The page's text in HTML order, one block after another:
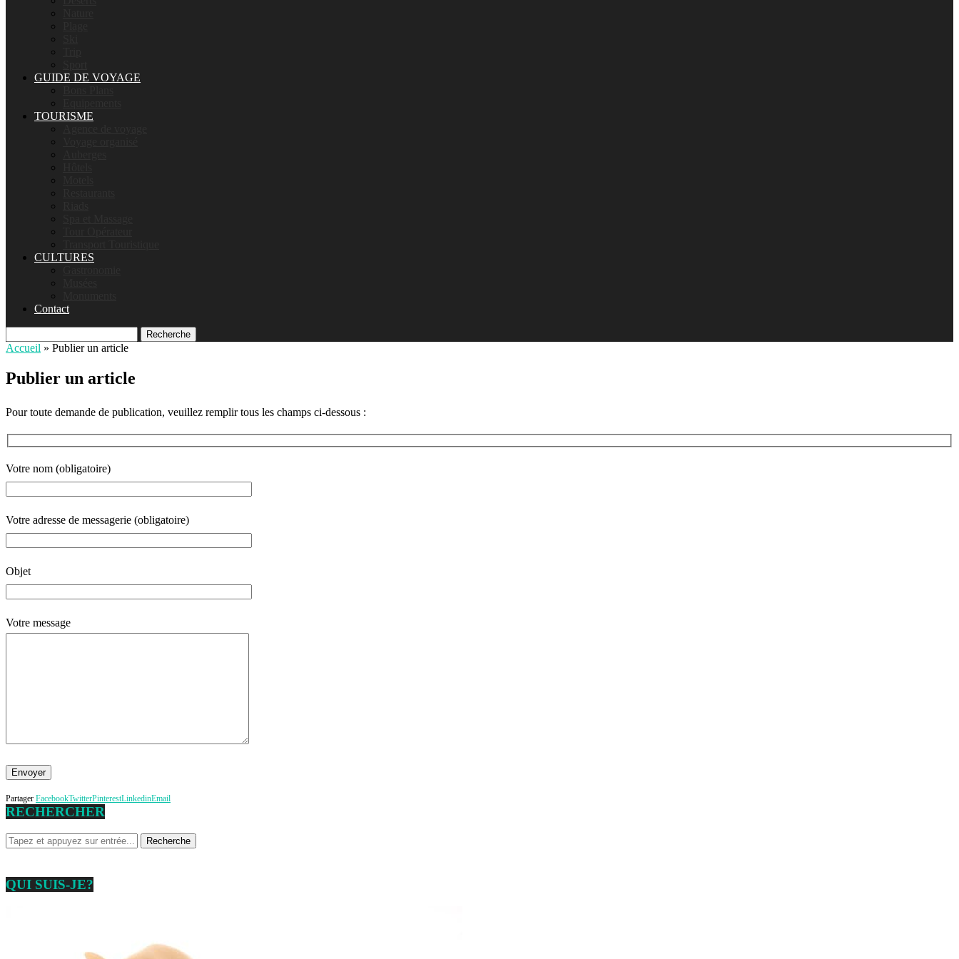
GUIDE DE VOYAGE
TOURISME
CULTURES
Contact
Recherche
Accueil » Publier un article
Publier un article
Pour toute demande de publication, veuillez remplir tous les champs ci-dessous :
Votre nom (obligatoire)
Votre adresse de messagerie (obligatoire)
Objet
Votre message
Partager FacebookTwitterPinterestLinkedinEmail
RECHERCHER
QUI SUIS-JE?